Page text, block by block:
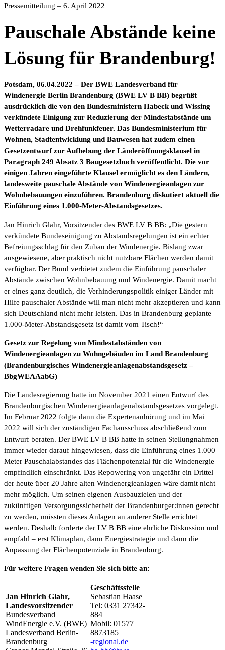
Pressemitteilung – 6. April 2022
Pauschale Abstände keine
Lösung für Brandenburg!
Potsdam, 06.04.2022 – Der BWE Landesverband für
Windenergie Berlin Brandenburg (BWE LV B BB) begrüßt
ausdrücklich die von den Bundesministern Habeck und Wissing
verkündete Einigung zur Reduzierung der Mindestabstände um
Wetterradare und Drehfunkfeuer. Das Bundesministerium für
Wohnen, Stadtentwicklung und Bauwesen hat zudem einen
Gesetzentwurf zur Aufhebung der Länderöffnungsklausel in
Paragraph 249 Absatz 3 Baugesetzbuch veröffentlicht. Die vor
einigen Jahren eingeführte Klausel ermöglicht es den Ländern,
landesweite pauschale Abstände von Windenergieanlagen zur
Wohnbebauungen einzuführen. Brandenburg diskutiert aktuell die
Einführung eines 1.000-Meter-Abstandsgesetzes.
Jan Hinrich Glahr, Vorsitzender des BWE LV B BB: „Die gestern
verkündete Bundeseinigung zu Abstandsregelungen ist ein echter
Befreiungsschlag für den Zubau der Windenergie. Bislang zwar
ausgewiesene, aber praktisch nicht nutzbare Flächen werden damit
verfügbar. Der Bund verbietet zudem die Einführung pauschaler
Abstände zwischen Wohnbebauung und Windenergie. Damit macht
er eines ganz deutlich, die Verhinderungspolitik einiger Länder mit
Hilfe pauschaler Abstände will man nicht mehr akzeptieren und kann
sich Deutschland nicht mehr leisten. Das in Brandenburg geplante
1.000-Meter-Abstandsgesetz ist damit vom Tisch!“
Gesetz zur Regelung von Mindestabständen von
Windenergieanlagen zu Wohngebäuden im Land Brandenburg
(Brandenburgisches Windenergieanlagenabstandsgesetz –
BbgWEAAabG)
Die Landesregierung hatte im November 2021 einen Entwurf des
Brandenburgischen Windenergieanlagenabstandsgesetzes vorgelegt.
Im Februar 2022 folgte dann die Expertenanhörung und im Mai
2022 will sich der zuständigen Fachausschuss abschließend zum
Entwurf beraten. Der BWE LV B BB hatte in seinen Stellungnahmen
immer wieder darauf hingewiesen, dass die Einführung eines 1.000
Meter Pauschalabstandes das Flächenpotenzial für die Windenergie
empfindlich einschränkt. Das Repowering von ungefähr ein Drittel
der heute über 20 Jahre alten Windenergieanlagen wäre damit nicht
mehr möglich. Um seinen eigenen Ausbauzielen und der
zukünftigen Versorgungssicherheit der Brandenburger:innen gerecht
zu werden, müssten dieses Anlagen an anderer Stelle errichtet
werden. Deshalb forderte der LV B BB eine ehrliche Diskussion und
empfahl – erst Klimaplan, dann Energiestrategie und dann die
Anpassung der Flächenpotenziale in Brandenburg.
Für weitere Fragen wenden Sie sich bitte an:
Jan Hinrich Glahr,
Landesvorsitzender
Bundesverband
WindEnergie e.V. (BWE)
Landesverband Berlin-
Brandenburg
Geschäftsstelle
Sebastian Haase
Tel: 0331 27342-
884
Mobil: 01577
8873185
ed.lanoiger-